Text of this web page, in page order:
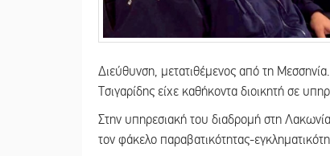
Διεύθυνση, μετατιθέμενος από τη
Τσιγαρίδης είχε καθήκοντα διοικητή σε
Στην υπηρεσιακή του διαδρομή στη
τον φάκελο παραβατικότητας-